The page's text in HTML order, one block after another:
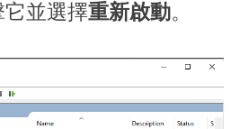
並選擇重新啟動。